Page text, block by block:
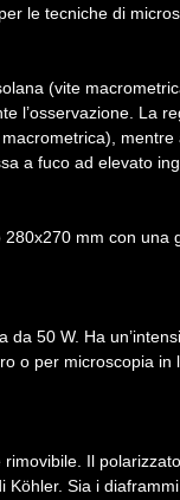
le tecniche di
(vite
l’osservazione. La
a fuco ad elevato
mm con
50 W. Ha
o per microscopia
Il
Köhler. Sia i